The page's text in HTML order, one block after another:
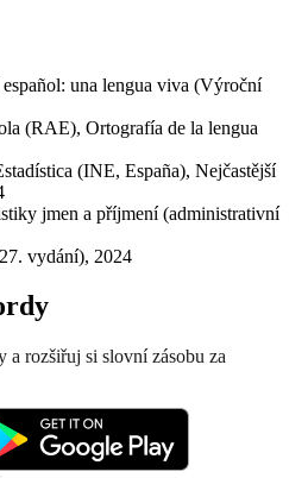
una lengua viva (Výroční
(RAE), Ortografía de la lengua
(INE, España), Nejčastější
jmen a příjmení (administrativní
vydání), 2024
rozšiřuj si slovní zásobu za